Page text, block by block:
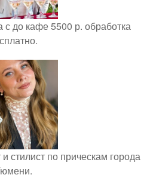
до кафе 5500 р. обработка
стилист по прическам города